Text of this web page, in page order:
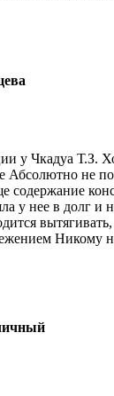
у Чкадуа Т.З.
Абсолютно не
содержание
у нее в долг и
вытягивать,
Никому